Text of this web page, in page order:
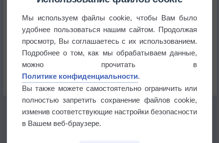
историю
В Центральной России наступают самые жаркие
дни этого лета
Дневная температура воздуха в ОАЭ превысила
+51°
Мы используем файлы cookie, чтобы Вам было
удобнее пользоваться нашим сайтом. Продолжая
просмотр, Вы соглашаетесь с их использованием.
Подробнее о том, как мы обрабатываем данные,
можно прочитать в
Политике конфиденциальности.
Вы также можете самостоятельно ограничить или
полностью запретить сохранение файлов cookie,
изменив соответствующие настройки безопасности
в Вашем веб-браузере.